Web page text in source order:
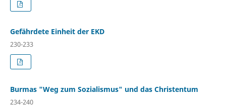
Gefährdete Einheit der EKD
230-233
Burmas "Weg zum Sozialismus" und das Christentum
234-240